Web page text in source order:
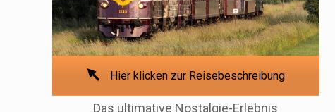
Hier klicken zur Reisebeschreibung
Das ultimative Nostalgie-Erlebnis